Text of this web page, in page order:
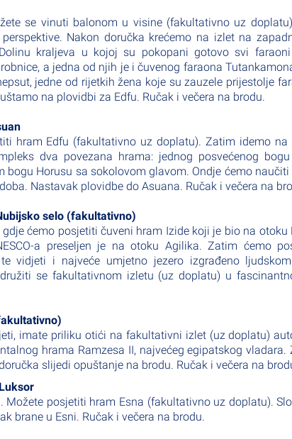
se vinuti balonom u visine (fakultativno uz
Nakon doručka krećemo na izlet na
kraljeva u kojoj su pokopani gotovo svi
a jedna od njih je i čuvenog faraona
jedne od rijetkih žena koje su zauzele prijestolje
na plovidbi za Edfu. Ručak i večera na brodu.
hram Edfu (fakultativno uz doplatu). Zatim idemo
dva povezana hrama: jednog posvećenog
bogu Horusu sa sokolovom glavom. Ondje ćemo
Nastavak plovidbe do Asuana. Ručak i večera na
selo (fakultativno)
ćemo posjetiti čuveni hram Izide koji je bio na otoku
a preseljen je na otoku Agilika. Zatim ćemo
vidjeti i najveće umjetno jezero izgrađeno
se fakultativnom izletu (uz doplatu) u
imate priliku otići na fakultativni izlet (uz doplatu)
hrama Ramzesa II, najvećeg egipatskog vladara.
slijedi opuštanje na brodu. Ručak i večera na
Možete posjetiti hram Esna (fakultativno uz doplatu).
brane u Esni. Ručak i večera na brodu.